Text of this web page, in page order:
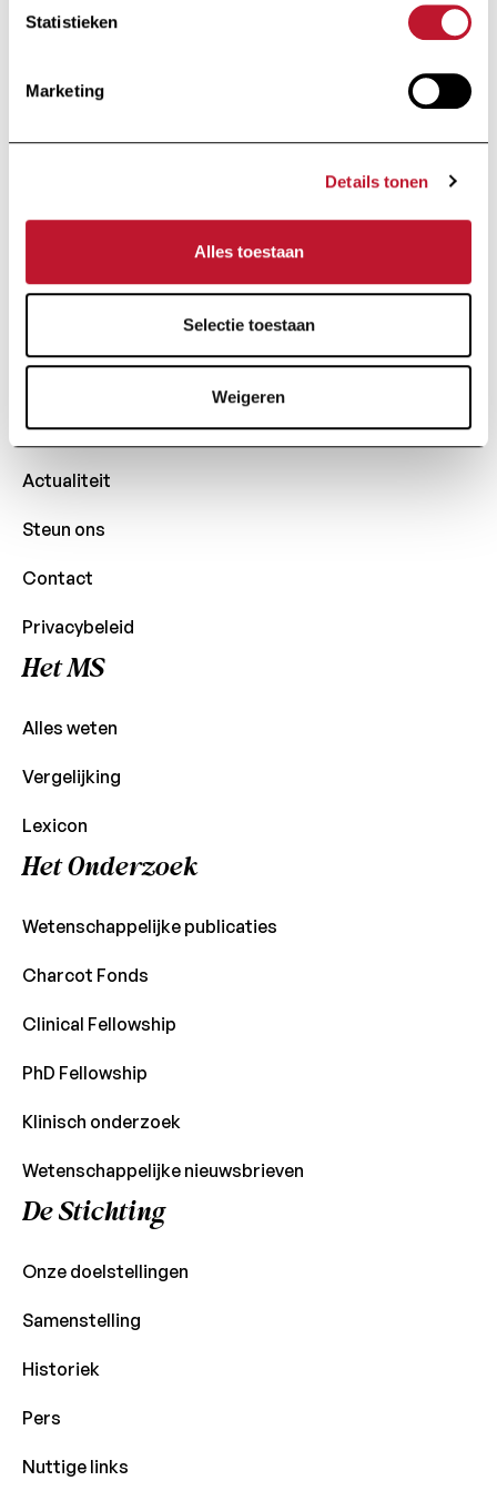
Statistieken
Marketing
Details tonen
Alles toestaan
Selectie toestaan
Weigeren
Stichting van openbaar nut
Majesteit de Koningin
Huart Hamoirlaan 48
1030 Brussel
Snelle Toegang
Actualiteit
Steun ons
Contact
Privacybeleid
Het MS
Alles weten
Vergelijking
Lexicon
Het Onderzoek
Wetenschappelijke publicaties
Charcot Fonds
Clinical Fellowship
PhD Fellowship
Klinisch onderzoek
Wetenschappelijke nieuwsbrieven
De Stichting
Onze doelstellingen
Samenstelling
Historiek
Pers
Nuttige links